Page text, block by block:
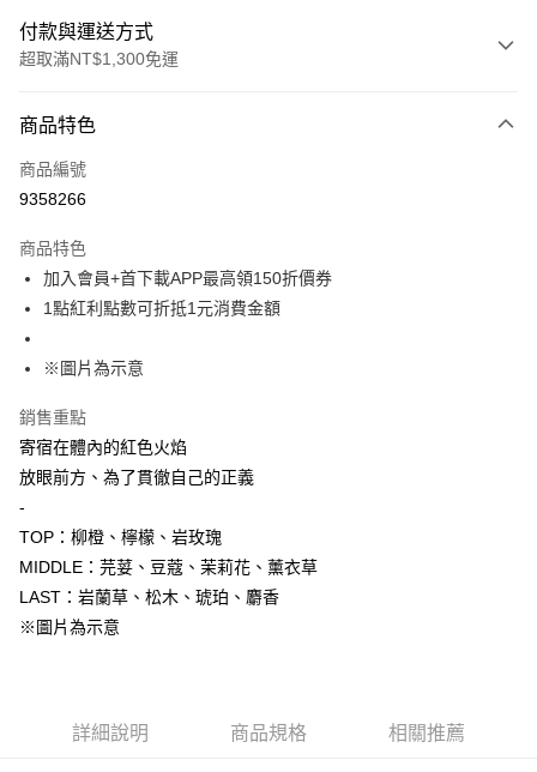
付款與運送方式
超取滿NT$1,300免運
信用卡一次付款
超商取貨付款
Apple Pay
悠遊付
Google Pay
ATM付款
貨到付款
全家取貨付款
每筆NT$65，滿NT$1,300(含以上)免運費
付款後全家取貨
每筆NT$9,999
商品特色
商品編號
9358266
商品特色
加入會員+首下載APP最高領150折價券
1點紅利點數可折抵1元消費金額
※圖片為示意
銷售重點
寄宿在體內的紅色火焰
放眼前方、為了貫徹自己的正義
-
TOP：柳橙、檸檬、岩玫瑰
MIDDLE：芫荽、豆蔻、茉莉花、薰衣草
LAST：岩蘭草、松木、琥珀、麝香
※圖片為示意
詳細說明 商品規格 相關推薦